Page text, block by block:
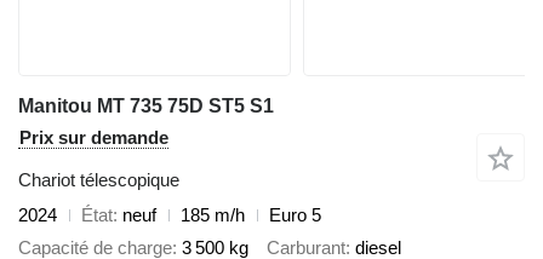
Manitou MT 735 75D ST5 S1
Prix sur demande
Chariot télescopique
2024
État neuf 185 m/h
Euro 5
Capacité de charge 3 500 kg Carburant diesel